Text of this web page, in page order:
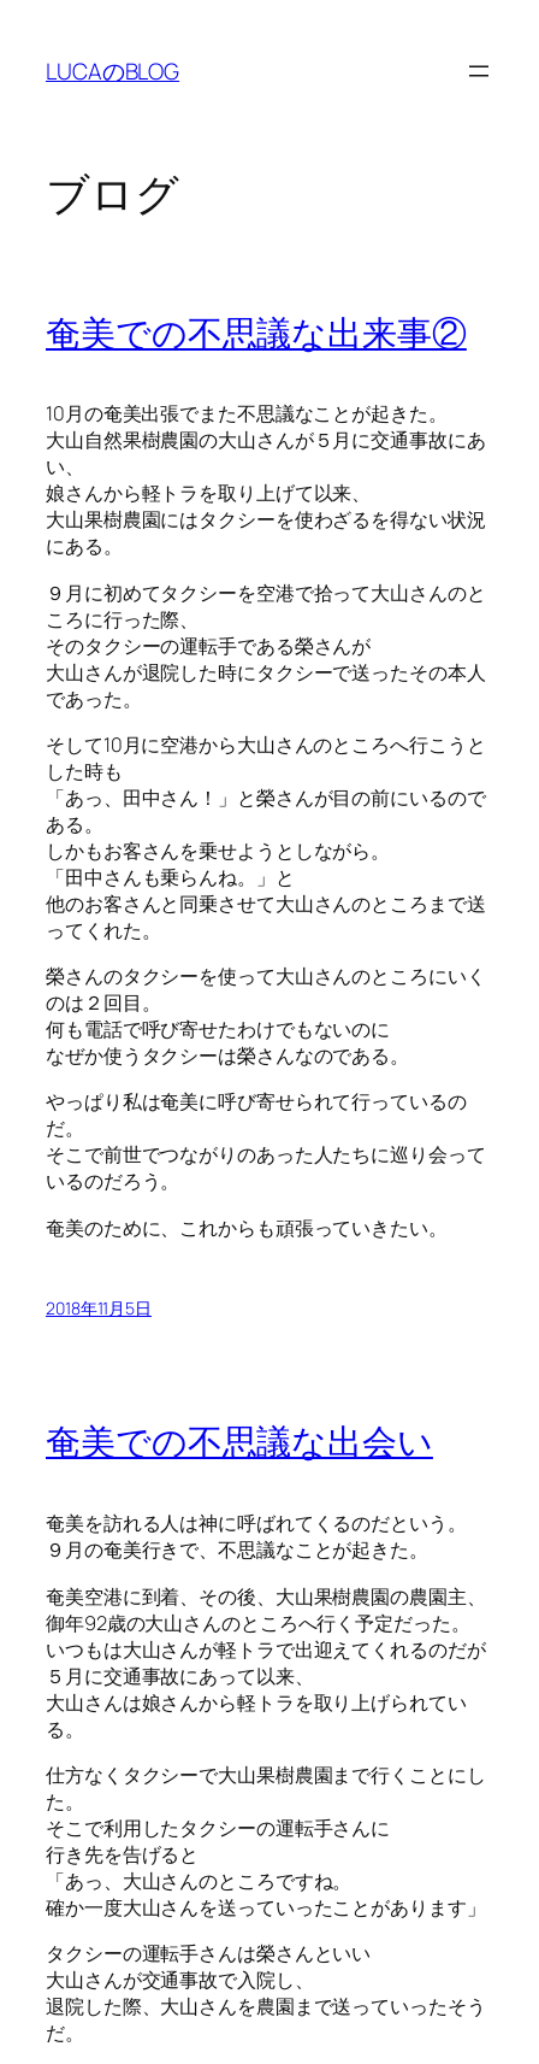
LUCAのBLOG
ブログ
奄美での不思議な出来事②
10月の奄美出張でまた不思議なことが起きた。
大山自然果樹農園の大山さんが５月に交通事故にあ
い、
娘さんから軽トラを取り上げて以来、
大山果樹農園にはタクシーを使わざるを得ない状況
にある。
９月に初めてタクシーを空港で拾って大山さんのと
ころに行った際、
そのタクシーの運転手である榮さんが
大山さんが退院した時にタクシーで送ったその本人
であった。
そして10月に空港から大山さんのところへ行こうと
した時も
「あっ、田中さん！」と榮さんが目の前にいるので
ある。
しかもお客さんを乗せようとしながら。
「田中さんも乗らんね。」と
他のお客さんと同乗させて大山さんのところまで送
ってくれた。
榮さんのタクシーを使って大山さんのところにいく
のは２回目。
何も電話で呼び寄せたわけでもないのに
なぜか使うタクシーは榮さんなのである。
やっぱり私は奄美に呼び寄せられて行っているの
だ。
そこで前世でつながりのあった人たちに巡り会って
いるのだろう。
奄美のために、これからも頑張っていきたい。
2018年11月5日
奄美での不思議な出会い
奄美を訪れる人は神に呼ばれてくるのだという。
９月の奄美行きで、不思議なことが起きた。
奄美空港に到着、その後、大山果樹農園の農園主、
御年92歳の大山さんのところへ行く予定だった。
いつもは大山さんが軽トラで出迎えてくれるのだが
５月に交通事故にあって以来、
大山さんは娘さんから軽トラを取り上げられてい
る。
仕方なくタクシーで大山果樹農園まで行くことにし
た。
そこで利用したタクシーの運転手さんに
行き先を告げると
「あっ、大山さんのところですね。
確か一度大山さんを送っていったことがあります」
タクシーの運転手さんは榮さんといい
大山さんが交通事故で入院し、
退院した際、大山さんを農園まで送っていったそう
だ。